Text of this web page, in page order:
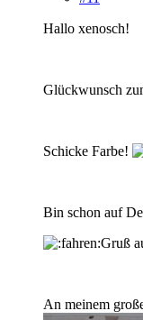
Hallo xenosch!
Glückwunsch
Schicke Farbe!
Bin schon auf
Gruß
An meinem